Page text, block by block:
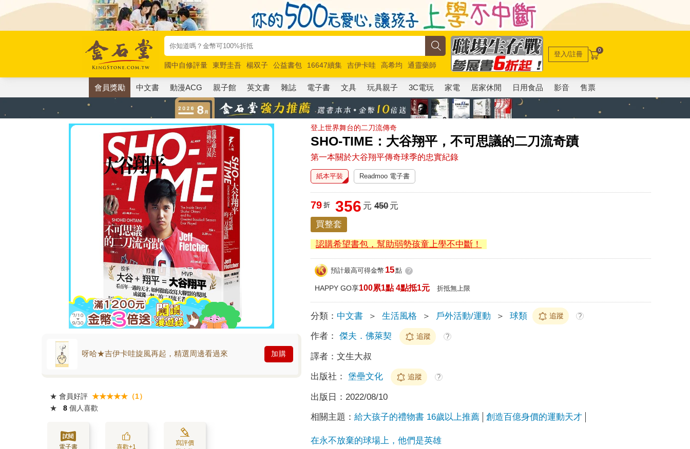
國中自修評量 東野圭吾 楊双子 公益書包 16647續集 吉伊卡哇 高希均
通靈藥師
唯紅花綻放
奧德賽 路邊攤新作 馬斯克 玩具總動員5 超慢跑
登入/註冊 0
會員獎勵 中文書 動漫ACG 親子館 英文書 雜誌 電子書 文具 玩具親子 3C電玩 家電 居家休閒 日用食品 影音 售票
登上世界舞台的二刀流傳奇
SHO-TIME：大谷翔平，不可思議的二刀流奇蹟
第一本關於大谷翔平傳奇球季的忠實紀錄
呀哈★吉伊卡哇旋風再起，精選周邊看過來 加購
★ 會員好評 ★★★★★（1）
★
8 個人喜歡
電子書 喜歡+1
寫評價
紙本平裝 Readmoo 電子書
79 折 356 元 450元
買整套
認購希望書包，幫助弱勢孩童上學不中斷！
預計最高可得金幣 15點 ?
HAPPY GO享100累1點 4點抵1元 折抵無上限
分類： 中文書 ＞ 生活風格 ＞ 戶外活動/運動 ＞ 球類 追蹤 ?
作者： 傑夫．佛萊契 追蹤 ?
譯者：文生大叔
出版社： 堡壘文化 追蹤 ?
出版日： 2022/08/10
相關主題：給大孩子的禮物書 16歲以上推薦 創造百億身價的運動天才
在永不放棄的球場上，他們是英雄